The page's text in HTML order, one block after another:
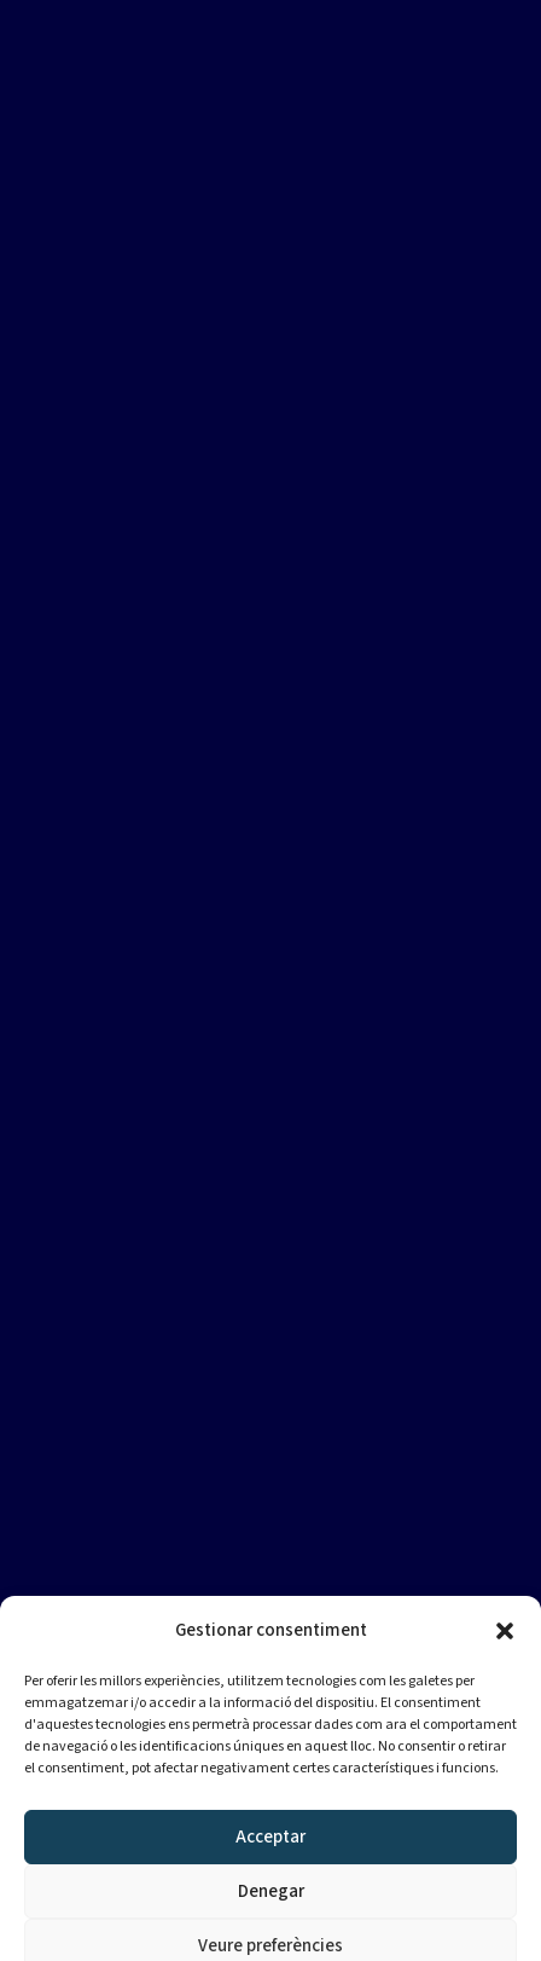
Gestionar consentiment
Per oferir les millors experiències, utilitzem tecnologies com les galetes per
emmagatzemar i/o accedir a la informació del dispositiu. El consentiment
d'aquestes tecnologies ens permetrà processar dades com ara el comportament
de navegació o les identificacions úniques en aquest lloc. No consentir o retirar
el consentiment, pot afectar negativament certes característiques i funcions.
Acceptar
Denegar
Veure preferències